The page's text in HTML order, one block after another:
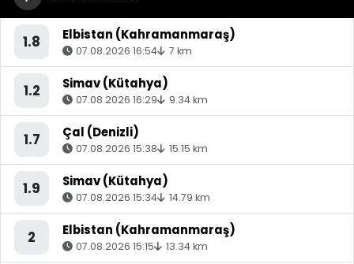
1.8 Elbistan (Kahramanmaraş)
07.08.2026 16:54 7 km
1.2 Simav (Kütahya)
07.08.2026 16:29 9.34 km
1.7 Çal (Denizli)
07.08.2026 15:38 15.15 km
1.9 Simav (Kütahya)
07.08.2026 15:34 14.79 km
2 Elbistan (Kahramanmaraş)
07.08.2026 15:15 13.34 km